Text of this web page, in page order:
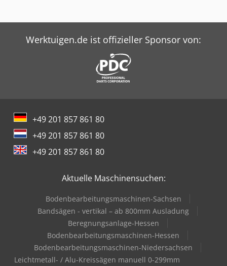
Werktuigen.de ist offizieller Sponsor von:
+49 201 857 861 80
+49 201 857 861 80
+49 201 857 861 80
Aktuelle Maschinensuchen:
Bodenbearbeitungsmaschinen-Sachsen
Bandsägen - vertikal – ab 800mm Ausladung
Beregnungsanlage-Hessen
Bodenbearbeitungsmaschinen-Hessen
Bodenbearbeitungsmaschinen-Niedersachsen
Leichtmetall- / Alu-Kreissägen manuell 0-299mm